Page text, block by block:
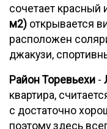
сочетает красный
м2) открывается
расположен
джакузи,
Район Торевьехи -
квартира,
с достаточно
поэтому здесь